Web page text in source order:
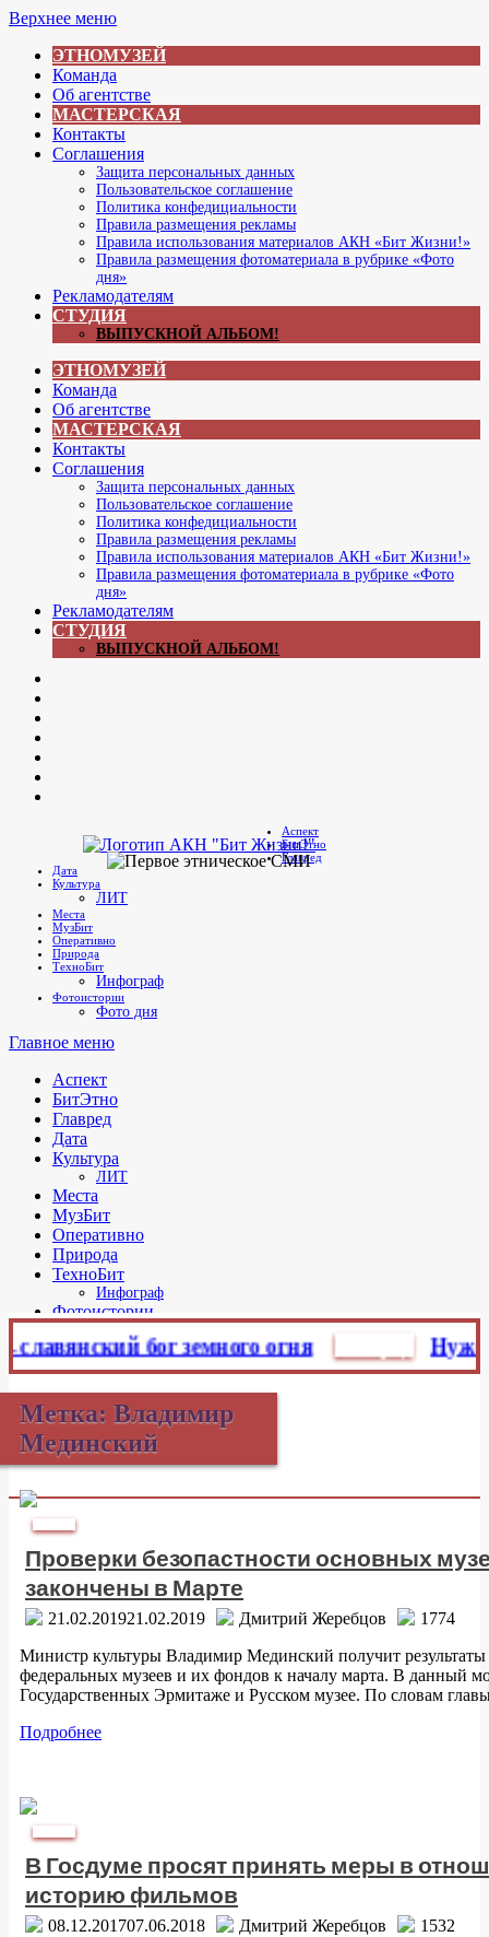
Перейти
содержимому
Верхнее меню
ЭТНОМУЗЕЙ
Команда
Об агентстве
МАСТЕРСКАЯ
Контакты
Соглашения
Защита персональных данных
Пользовательское соглашение
Политика конфедициальности
Правила размещения рекламы
Правила использования материалов АКН «Бит Жизни!»
Правила размещения фотоматериала в рубрике «Фото
дня»
Рекламодателям
СТУДИЯ
ВЫПУСКНОЙ АЛЬБОМ!
ЭТНОМУЗЕЙ
Команда
Об агентстве
МАСТЕРСКАЯ
Контакты
Соглашения
Защита персональных данных
Пользовательское соглашение
Политика конфедициальности
Правила размещения рекламы
Правила использования материалов АКН «Бит Жизни!»
Правила размещения фотоматериала в рубрике «Фото
дня»
Рекламодателям
СТУДИЯ
ВЫПУСКНОЙ АЛЬБОМ!
Telegram
Бит Жизни!
Агентство культурных новостей
Аспект
БитЭтно
Главред
Дата
Культура
ЛИТ
Места
МузБит
Оперативно
Природа
ТехноБит
Инфограф
Фотоистории
Фото дня
Главное меню
Аспект
БитЭтно
Главред
Дата
Культура
ЛИТ
Места
МузБит
Оперативно
Природа
ТехноБит
Инфограф
Фотоистории
бог земного огня Главред Нужен
Метка: Владимир
Мединский
Проверки безопастности основных
закончены в Марте
21.02.201921.02.2019 Дмитрий Жеребцов
1774
Министр культуры Владимир Мединский получит результаты
федеральных музеев и их фондов к началу марта. В данный
Государственных Эрмитаже и Русском музее. По словам
Подробнее
В Госдуме просят принять меры в
историю фильмов
08.12.201707.06.2018 Дмитрий Жеребцов
1532